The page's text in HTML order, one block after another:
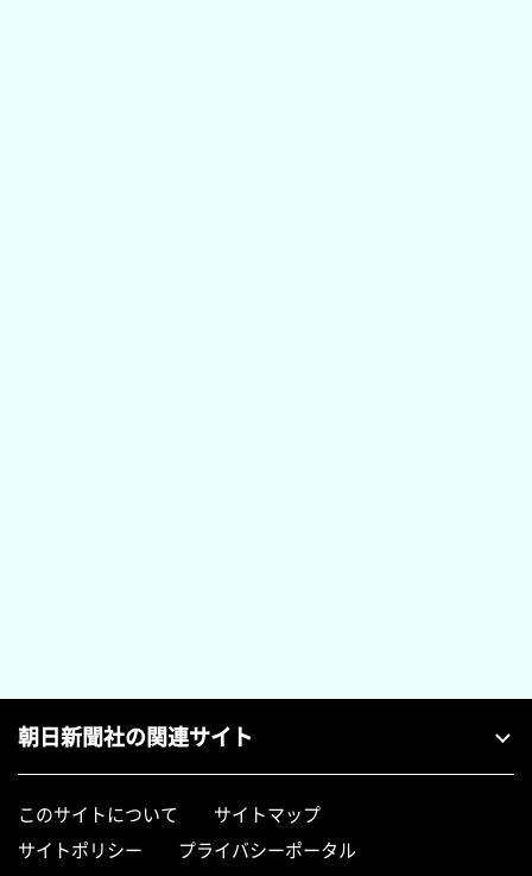
朝日新聞社の関連サイト
このサイトについて
サイトマップ
サイトポリシー
プライバシーポータル